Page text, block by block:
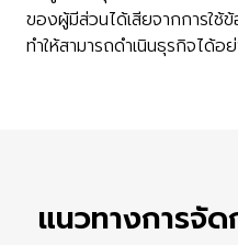
ของผู้มีส่วนได้เสียจากการใ
ทำให้สามารถดำเนินธุรกิจได้อ
แนวทางการจั